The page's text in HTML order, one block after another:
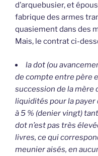
d’arquebusier, et
fabrique des armes
quasiement dans des
Mais, le contrat ci-
la dot (ou
de compte entre père
succession de la mère
liquidités pour la payer
à 5 % (denier vingt)
dot n’est pas très
livres, ce qui
meunier aisés, en